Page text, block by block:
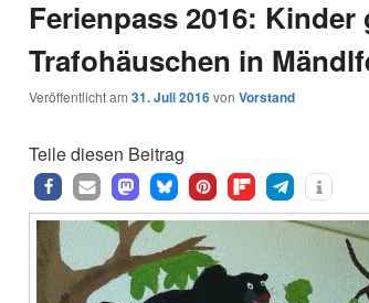
Ferienpass 2016: Kinder
Trafohäuschen in
Veröffentlicht am 31. Juli 2016von Vorstand
Teile diesen Beitrag